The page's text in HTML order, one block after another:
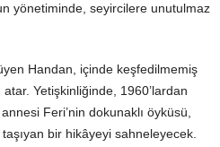
yönetiminde, seyircilere unutulmaz
Handan, içinde keşfedilmemiş
Yetişkinliğinde, 1960’lardan
Feri’nin dokunaklı öyküsü,
bir hikâyeyi sahneleyecek.